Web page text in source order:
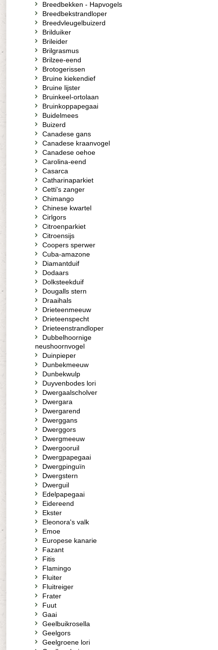
Breedbekken - Hapvogels
Breedbekstrandloper
Breedvleugelbuizerd
Brilduiker
Brileider
Brilgrasmus
Brilzee-eend
Brotogerissen
Bruine kiekendief
Bruine lijster
Bruinkeel-ortolaan
Bruinkoppapegaai
Buidelmees
Buizerd
Canadese gans
Canadese kraanvogel
Canadese oehoe
Carolina-eend
Casarca
Catharinaparkiet
Cetti's zanger
Chimango
Chinese kwartel
Cirlgors
Citroenparkiet
Citroensijs
Coopers sperwer
Cuba-amazone
Diamantduif
Dodaars
Dolksteekduif
Dougalls stern
Draaihals
Drieteenmeeuw
Drieteenspecht
Drieteenstrandloper
Dubbelhoornige
neushoornvogel
Duinpieper
Dunbekmeeuw
Dunbekwulp
Duyvenbodes lori
Dwergaalscholver
Dwergara
Dwergarend
Dwerggans
Dwerggors
Dwergmeeuw
Dwergooruil
Dwergpapegaai
Dwergpinguïn
Dwergstern
Dwerguil
Edelpapegaai
Eidereend
Ekster
Eleonora's valk
Emoe
Europese kanarie
Fazant
Fitis
Flamingo
Fluiter
Fluitreiger
Frater
Fuut
Gaai
Geelbuikrosella
Geelgors
Geelgroene lori